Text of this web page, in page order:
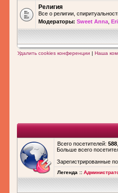
Религия
Все о религии,
Модераторы: Sweet Anna
Удалить cookies конференции | Наша
Всего посетителей: 588
Больше всего
Зарегистрированные
Легенда ::